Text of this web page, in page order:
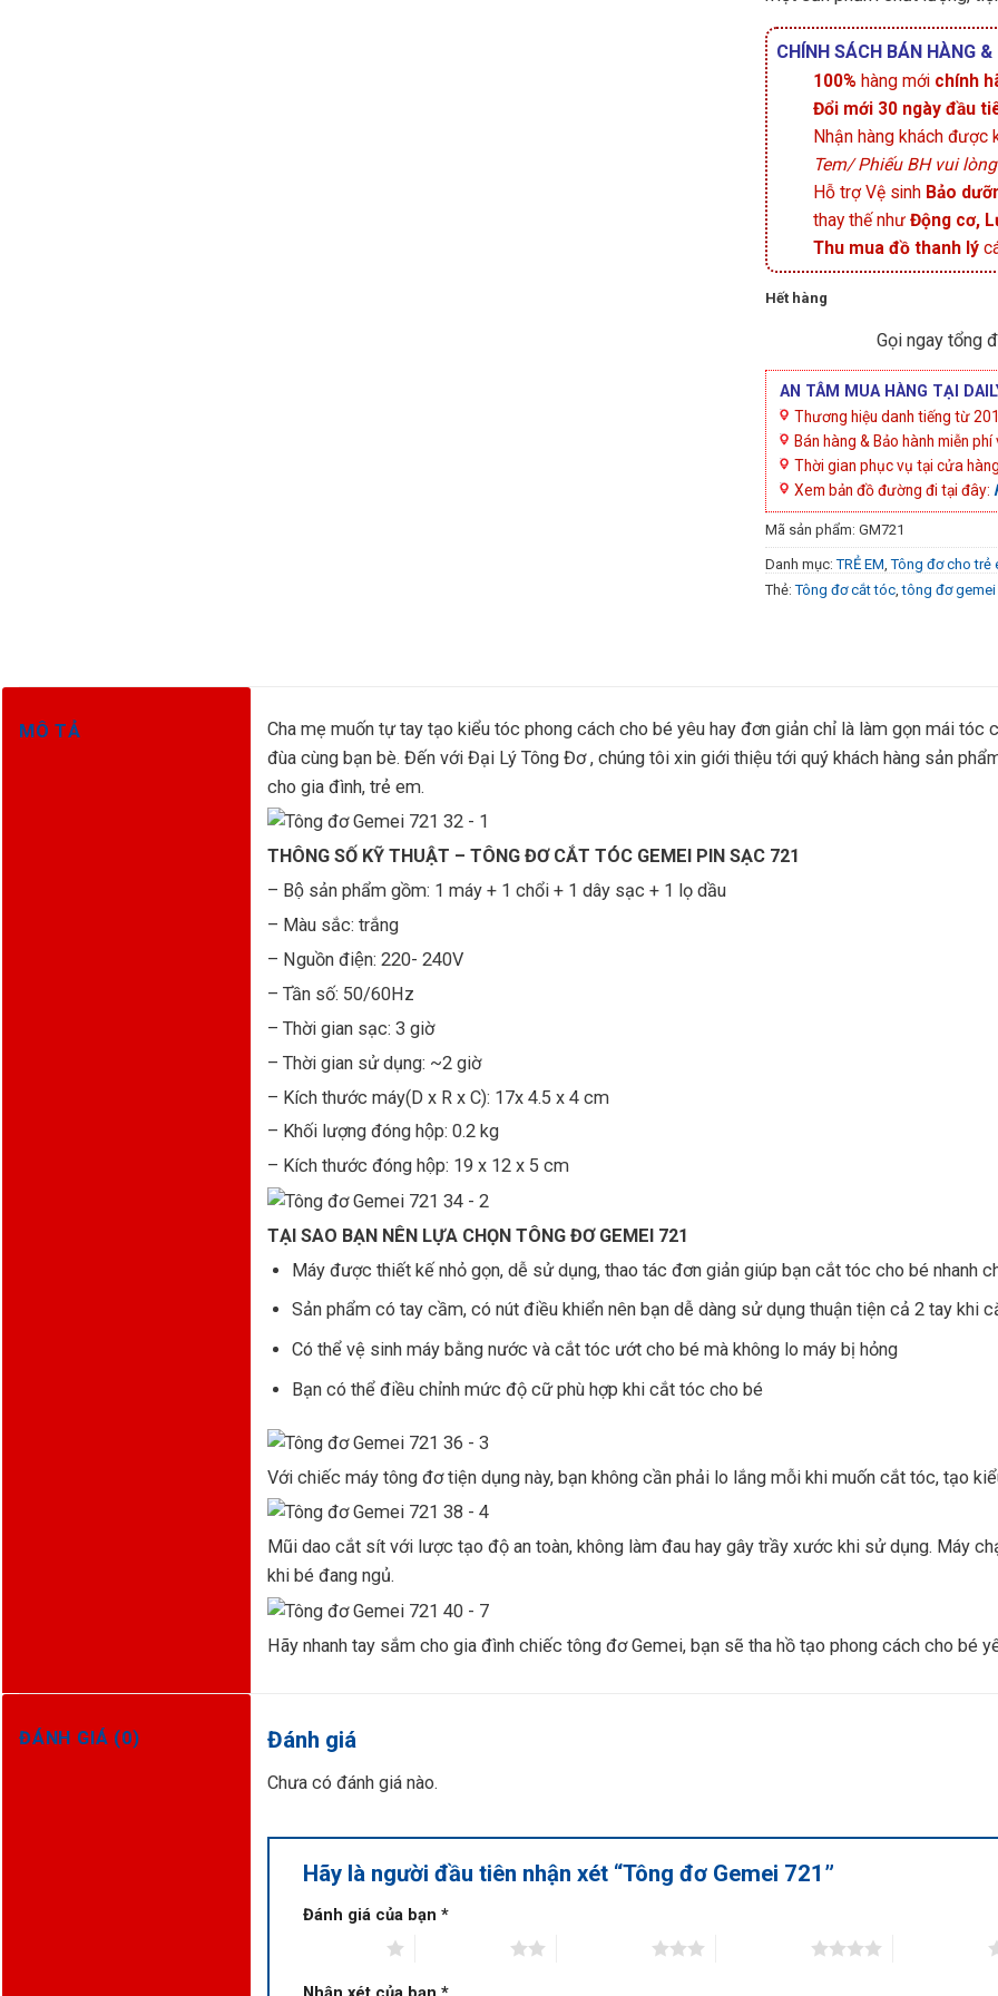
CHÍNH SÁCH BÁN HÀNG
100% hàng mới chính
Đổi mới 30 ngày đầu
Nhận hàng khách
Tem/ Phiếu BH vui
Hỗ trợ Vệ sinh Bảo
thay thế như Động cơ,
Thu mua đồ thanh lý
Hết hàng
Gọi ngay tổng
AN TÂM MUA HÀNG TẠI
Thương hiệu danh tiếng từ
Bán hàng & Bảo hành miễn
Thời gian phục vụ tại cửa
Xem bản đồ đường đi tại đây:
Mã sản phẩm: GM721
Danh mục:TRẺ EM,Tông đơ cho trẻ
Thẻ:Tông đơ cắt tóc,tông đơ gemei
MÔ TẢ
Cha mẹ muốn tự tay tạo kiểu tóc phong cách cho bé yêu hay đơn giản chỉ là làm gọn mái
đùa cùng bạn bè. Đến với Đại Lý Tông Đơ , chúng tôi xin giới thiệu tới quý khách hàng sản
cho gia đình, trẻ em.
THÔNG SỐ KỸ THUẬT – TÔNG ĐƠ CẮT TÓC GEMEI PIN SẠC 721
– Bộ sản phẩm gồm: 1 máy + 1 chổi + 1 dây sạc + 1 lọ dầu
– Màu sắc: trắng
– Nguồn điện: 220- 240V
– Tần số: 50/60Hz
– Thời gian sạc: 3 giờ
– Thời gian sử dụng: ~2 giờ
– Kích thước máy(D x R x C): 17x 4.5 x 4 cm
– Khối lượng đóng hộp: 0.2 kg
– Kích thước đóng hộp: 19 x 12 x 5 cm
TẠI SAO BẠN NÊN LỰA CHỌN TÔNG ĐƠ GEMEI 721
Máy được thiết kế nhỏ gọn, dễ sử dụng, thao tác đơn giản giúp bạn cắt tóc cho bé nhanh
Sản phẩm có tay cầm, có nút điều khiển nên bạn dễ dàng sử dụng thuận tiện cả 2 tay khi
Có thể vệ sinh máy bằng nước và cắt tóc ướt cho bé mà không lo máy bị hỏng
Bạn có thể điều chỉnh mức độ cữ phù hợp khi cắt tóc cho bé
Với chiếc máy tông đơ tiện dụng này, bạn không cần phải lo lắng mỗi khi muốn cắt tóc, tạo
Mũi dao cắt sít với lược tạo độ an toàn, không làm đau hay gây trầy xước khi sử dụng. Máy
khi bé đang ngủ.
Hãy nhanh tay sắm cho gia đình chiếc tông đơ Gemei, bạn sẽ tha hồ tạo phong cách cho bé
ĐÁNH GIÁ (0) Đánh giá
Chưa có đánh giá nào.
Hãy là người đầu tiên nhận xét “Tông đơ Gemei 721”
Đánh giá của bạn*